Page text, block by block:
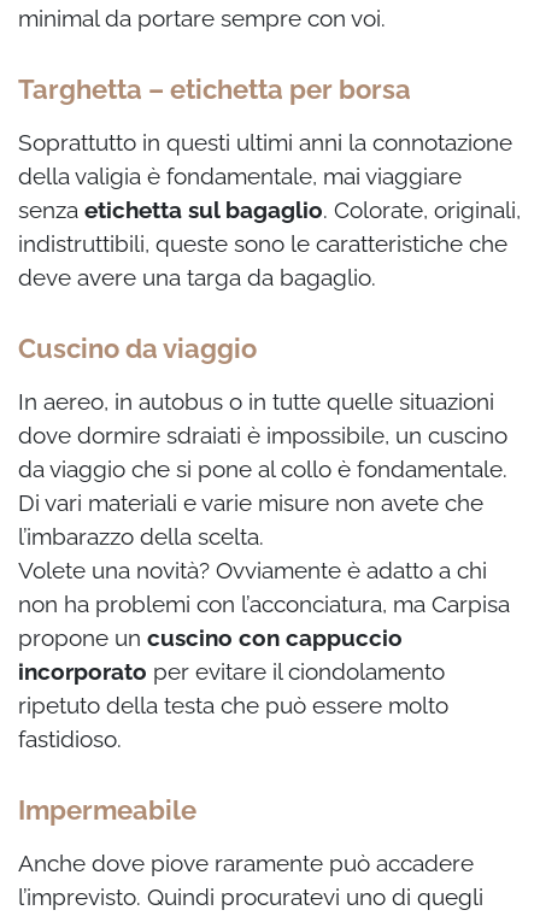
minimal da portare sempre con voi.
Targhetta – etichetta per borsa
Soprattutto in questi ultimi anni la connotazione
della valigia è fondamentale, mai viaggiare
senza etichetta sul bagaglio. Colorate, originali,
indistruttibili, queste sono le caratteristiche che
deve avere una targa da bagaglio.
Cuscino da viaggio
In aereo, in autobus o in tutte quelle situazioni
dove dormire sdraiati è impossibile, un cuscino
da viaggio che si pone al collo è fondamentale.
Di vari materiali e varie misure non avete che
l’imbarazzo della scelta.
Volete una novità? Ovviamente è adatto a chi
non ha problemi con l’acconciatura, ma Carpisa
propone un cuscino con cappuccio
incorporato per evitare il ciondolamento
ripetuto della testa che può essere molto
fastidioso.
Impermeabile
Anche dove piove raramente può accadere
l’imprevisto. Quindi procuratevi uno di quegli